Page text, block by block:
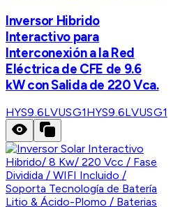
Inversor Hibrido
Interactivo para
Interconexión a la Red
Eléctrica de CFE de 9.6
kW con Salida de 220 Vca.
HYS9.6LVUSG1HYS9.6LVUSG1